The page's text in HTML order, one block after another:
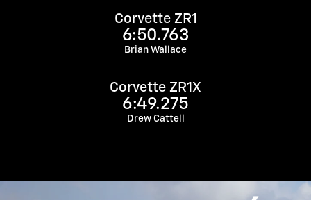
Corvette ZR1
6:50.763
Brian Wallace
Corvette ZR1X
6:49.275
Drew Cattell